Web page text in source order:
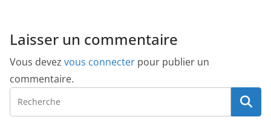
Laisser un commentaire
Vous devez vous connecter pour publier un
commentaire.